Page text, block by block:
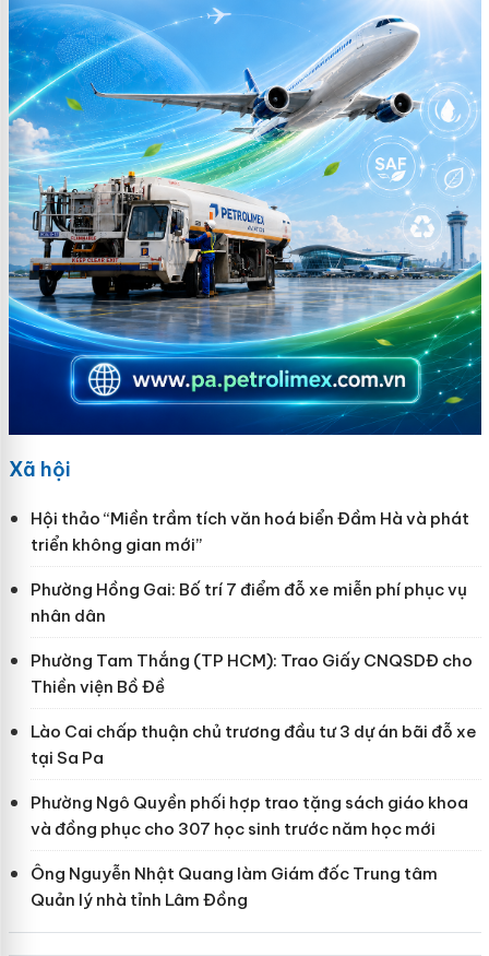
Xã hội
Hội thảo “Miền trầm tích văn hoá biển Đầm Hà và phát
triển không gian mới”
Phường Hồng Gai: Bố trí 7 điểm đỗ xe miễn phí phục vụ
nhân dân
Phường Tam Thắng (TP HCM): Trao Giấy CNQSDĐ cho
Thiền viện Bồ Đề
Lào Cai chấp thuận chủ trương đầu tư 3 dự án bãi đỗ xe
tại Sa Pa
Phường Ngô Quyền phối hợp trao tặng sách giáo khoa
và đồng phục cho 307 học sinh trước năm học mới
Ông Nguyễn Nhật Quang làm Giám đốc Trung tâm
Quản lý nhà tỉnh Lâm Đồng